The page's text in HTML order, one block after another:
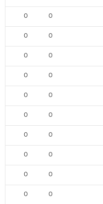
0
0
0
0
0
0
0
0
0
0
0
0
0
0
0
0
0
0
0
0